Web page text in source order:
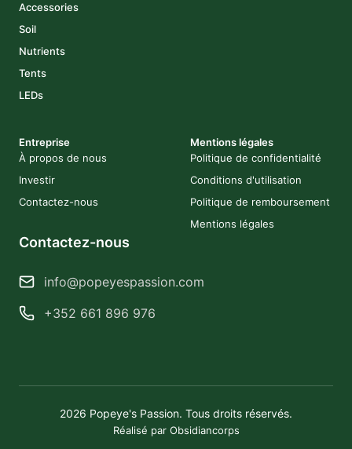
Accessories
Soil
Nutrients
Tents
LEDs
Entreprise
À propos de nous
Investir
Contactez-nous
Mentions légales
Politique de confidentialité
Conditions d'utilisation
Politique de remboursement
Mentions légales
Contactez-nous
info@popeyespassion.com
+352 661 896 976
2026 Popeye's Passion. Tous droits réservés.
Réalisé par Obsidiancorps